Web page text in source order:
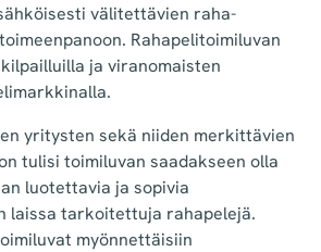
välitettävien raha-
Rahapelitoimiluvan
ja viranomaisten
yritysten sekä niiden merkittävien
tulisi toimiluvan saadakseen olla
luotettavia ja sopivia
laissa tarkoitettuja rahapelejä.
myönnettäisiin